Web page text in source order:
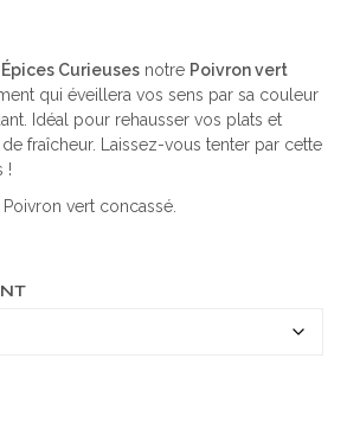
Épices Curieuses notre Poivron vert
qui éveillera vos sens par sa couleur
Idéal pour rehausser vos plats et
fraîcheur. Laissez-vous tenter par cette
!
Poivron vert concassé.